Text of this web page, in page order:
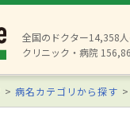
全国のドクター14,358
クリニック・病院
病名カテゴリから探す